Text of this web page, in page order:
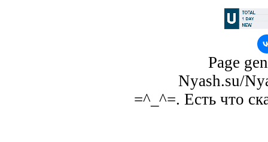
Page
Nyash.su/
=^_^=. Есть что